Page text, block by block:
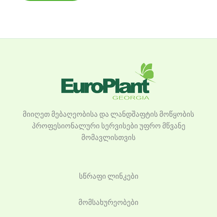
მიიღეთ მებაღეობისა და ლანდშაფტის მოწყობის
პროფესიონალური სერვისები უფრო მწვანე
მომავლისთვის
სწრაფი ლინკები
მომსახურეობები